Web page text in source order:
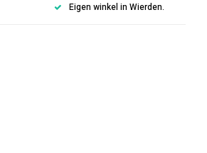
Eigen winkel in Wierden.